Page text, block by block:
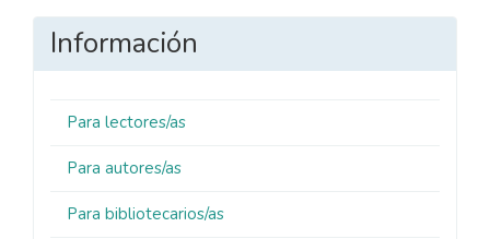
Información
Para lectores/as
Para autores/as
Para bibliotecarios/as